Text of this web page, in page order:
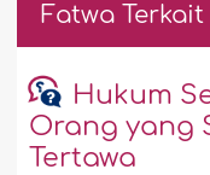
Fatwa Terkait
Hukum
Orang yang
Tertawa